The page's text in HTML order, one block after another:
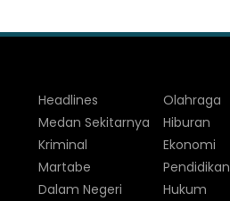
Headlines
Medan Sekitarnya
Kriminal
Martabe
Dalam Negeri
Olahraga
Hiburan
Ekonomi
Pendidikan
Hukum